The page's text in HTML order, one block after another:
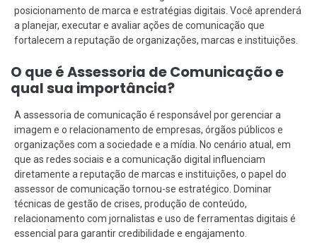
posicionamento de marca e estratégias digitais. Você aprenderá
a planejar, executar e avaliar ações de comunicação que
fortalecem a reputação de organizações, marcas e instituições.
O que é Assessoria de Comunicação e
qual sua importância?
A assessoria de comunicação é responsável por gerenciar a
imagem e o relacionamento de empresas, órgãos públicos e
organizações com a sociedade e a mídia. No cenário atual, em
que as redes sociais e a comunicação digital influenciam
diretamente a reputação de marcas e instituições, o papel do
assessor de comunicação tornou-se estratégico. Dominar
técnicas de gestão de crises, produção de conteúdo,
relacionamento com jornalistas e uso de ferramentas digitais é
essencial para garantir credibilidade e engajamento.